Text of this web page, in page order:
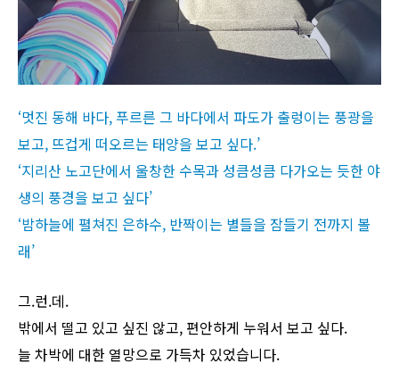
‘멋진 동해 바다, 푸르른 그 바다에서 파도가 출렁이는 풍광을
보고, 뜨겁게 떠오르는 태양을 보고 싶다.’
‘지리산 노고단에서 울창한 수목과 성큼성큼 다가오는 듯한 야
생의 풍경을 보고 싶다’
‘밤하늘에 펼쳐진 은하수, 반짝이는 별들을 잠들기 전까지 볼
래’
그.런.데.
밖에서 떨고 있고 싶진 않고, 편안하게 누워서 보고 싶다.
늘 차박에 대한 열망으로 가득차 있었습니다.